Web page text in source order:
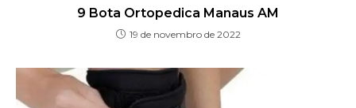
9 Bota Ortopedica Manaus AM
19 de novembro de 2022